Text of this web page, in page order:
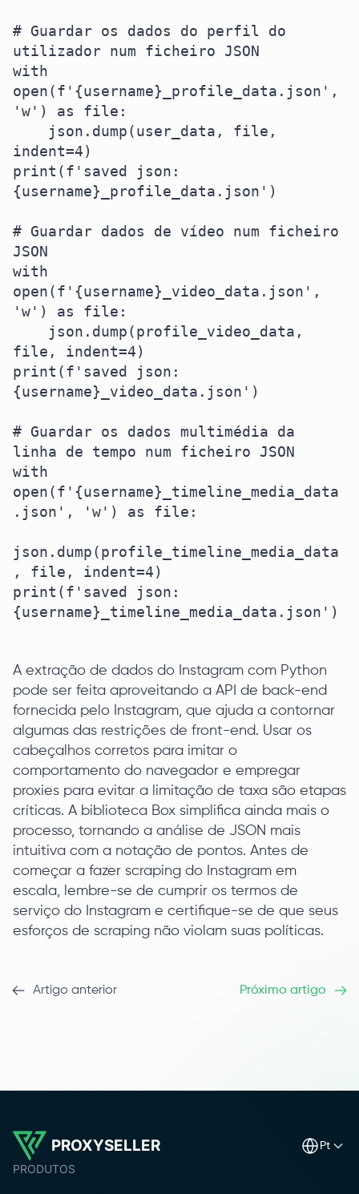
# Guardar os dados do perfil do
utilizador num ficheiro JSON
with
open(f'{username}_profile_data.json',
'w') as file:
indent=4)
print(f'saved json:
{username}_profile_data.json')
# Guardar dados de vídeo num ficheiro
JSON
with
open(f'{username}_video_data.json',
'w') as file:
file, indent=4)
print(f'saved json:
{username}_video_data.json')
# Guardar os dados multimédia da
linha de tempo num ficheiro JSON
with
open(f'{username}_timeline_media_data
.json', 'w') as file:
json.dump(profile_timeline_media_data
, file, indent=4)
print(f'saved json:
{username}_timeline_media_data.json')
A extração de dados do Instagram com Python
pode ser feita aproveitando a API de back-end
fornecida pelo Instagram, que ajuda a contornar
algumas das restrições de front-end. Usar os
cabeçalhos corretos para imitar o
comportamento do navegador e empregar
proxies para evitar a limitação de taxa são etapas
críticas. A biblioteca Box simplifica ainda mais o
processo, tornando a análise de JSON mais
intuitiva com a notação de pontos. Antes de
começar a fazer scraping do Instagram em
escala, lembre-se de cumprir os termos de
serviço do Instagram e certifique-se de que seus
esforços de scraping não violam suas políticas.
Artigo anterior Próximo artigo
PROXYSELLER pt
PRODUTOS